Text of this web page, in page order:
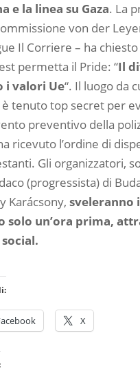
e la linea su Gaza. La
von der
Il Corriere – ha chiesto
permetta il Pride: “Il
i valori Ue“. Il luogo da
tenuto top secret per
preventivo della
ricevuto l’ordine di
Gli organizzatori,
(progressista) di
Karácsony, sveleranno
solo un’ora prima,
X